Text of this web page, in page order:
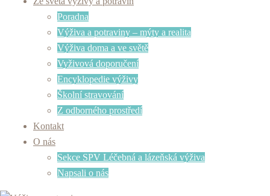
Poradna
Výživa a potraviny – mýty a realita
Výživa doma a ve světě
Vyživová doporučení
Encyklopedie výživy
Školní stravování
Z odborného prostředí
Kontakt
O nás
Sekce SPV Léčebná a lázeňská výživa
Napsali o nás